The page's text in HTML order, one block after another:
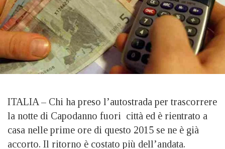
ITALIA – Chi ha preso l’autostrada per trascorrere
la notte di Capodanno fuori città ed è rientrato a
casa nelle prime ore di questo 2015 se ne è già
accorto. Il ritorno è costato più dell’andata.